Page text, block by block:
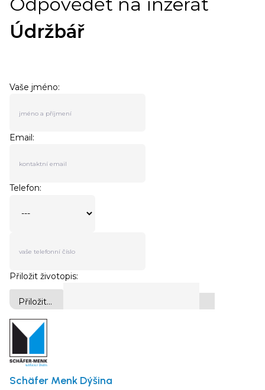
Schäfer Menk Dýšina